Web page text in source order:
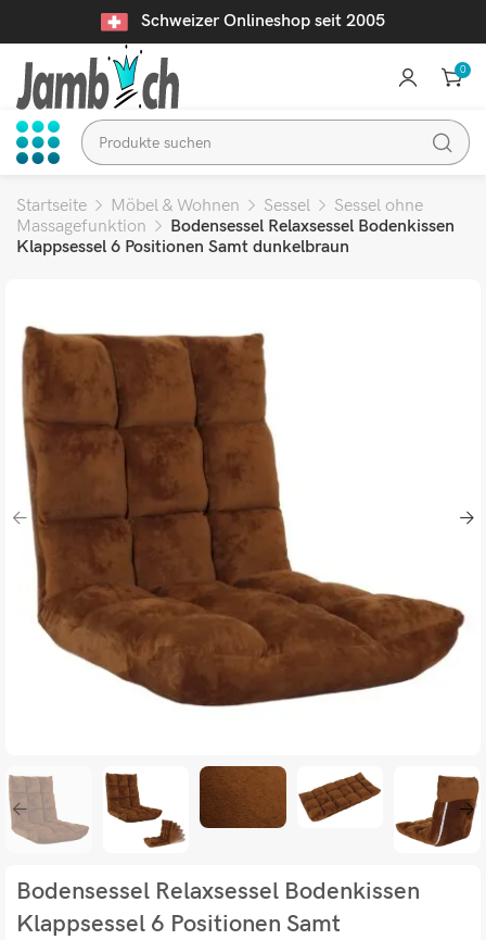
Schweizer Onlineshop seit 2005
0
Startseite Möbel & Wohnen Sessel
Sessel ohne
Massagefunktion
Bodensessel Relaxsessel Bodenkissen
Klappsessel 6 Positionen Samt dunkelbraun
Bodensessel Relaxsessel Bodenkissen
Klappsessel 6 Positionen Samt